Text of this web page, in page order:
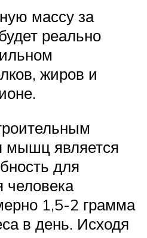
массу за
реально
жиров и
мышц является
для
человека
1,5-2 грамма
в день. Исходя